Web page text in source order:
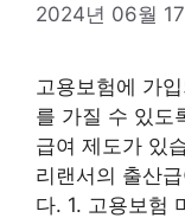
2024년 06월
고용보험에 가
를 가질 수 있도
급여 제도가 있
리랜서의 출산
다. 1. 고용보험